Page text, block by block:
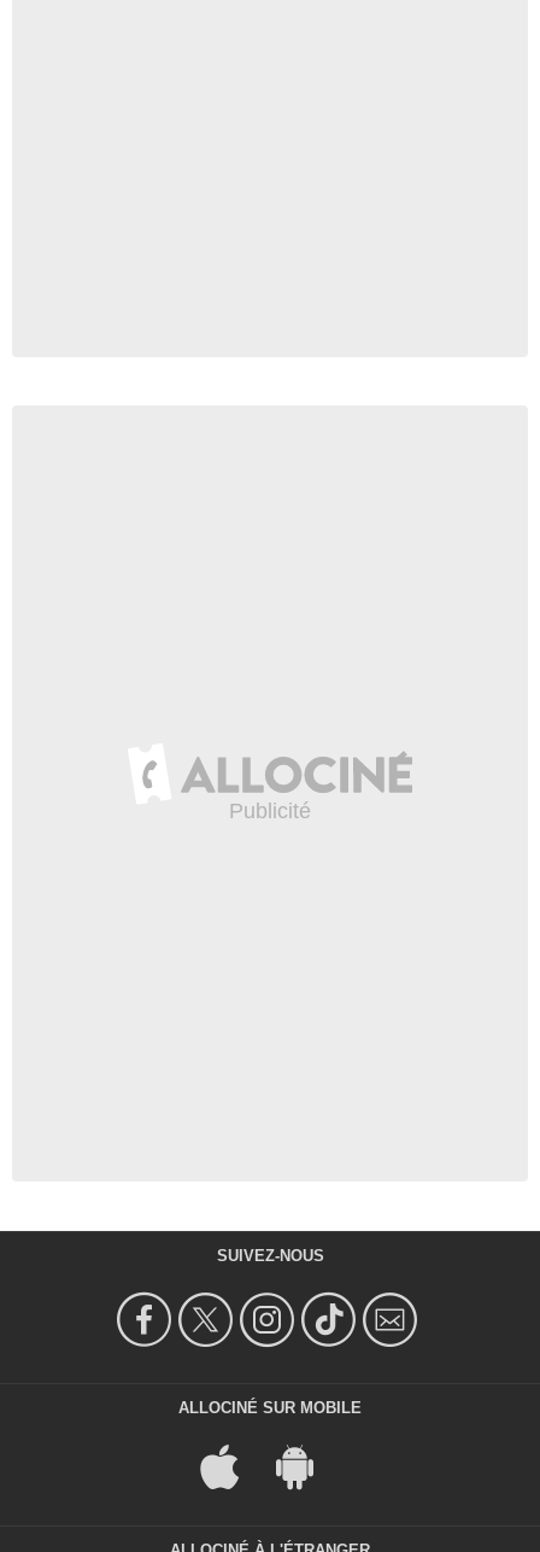
SUIVEZ-NOUS
ALLOCINÉ SUR MOBILE